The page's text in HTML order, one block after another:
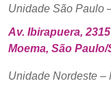
Unidade São Paulo
Av. Ibirapuera,
Moema, São Paulo/
Unidade Nordeste –